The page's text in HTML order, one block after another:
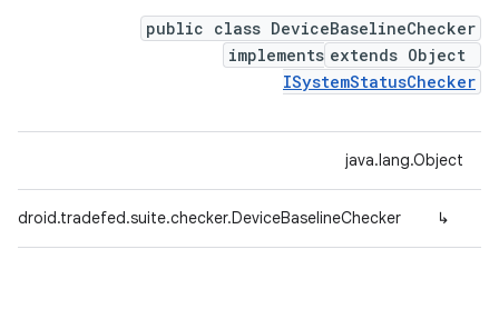
public class DeviceBaselineChecker
extends Object
implements
ISystemStatusChecker
java.lang.Object
↳